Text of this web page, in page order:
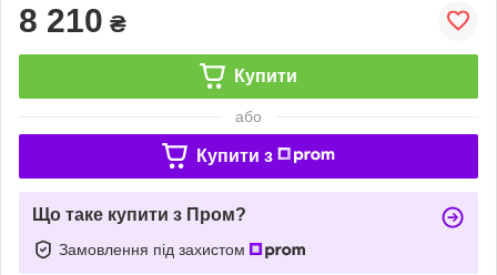
8 210 ₴
Купити
або
Купити з
Що таке купити з Пром?
Замовлення під захистом